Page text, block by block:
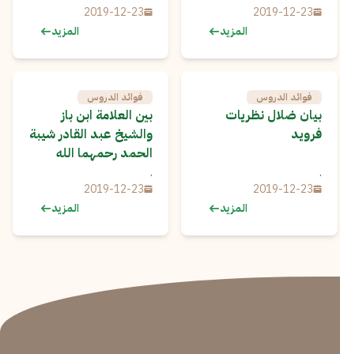
2019-12-23
المزيد
2019-12-23
المزيد
فوائد الدروس
بيان ضلال نظريات
فرويد
.
2019-12-23
المزيد
فوائد الدروس
بين العلامة ابن باز
والشيخ عبد القادر شيبة
الحمد رحمهما الله
.
2019-12-23
المزيد